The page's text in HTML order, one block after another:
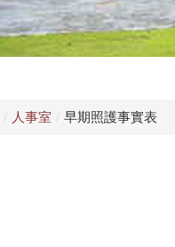
/ 人事室 / 早期照護事實表